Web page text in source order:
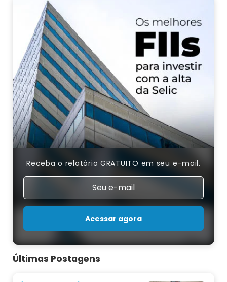
Receba o relatório GRATUITO em seu e-mail.
Acessar agora
Últimas Postagens